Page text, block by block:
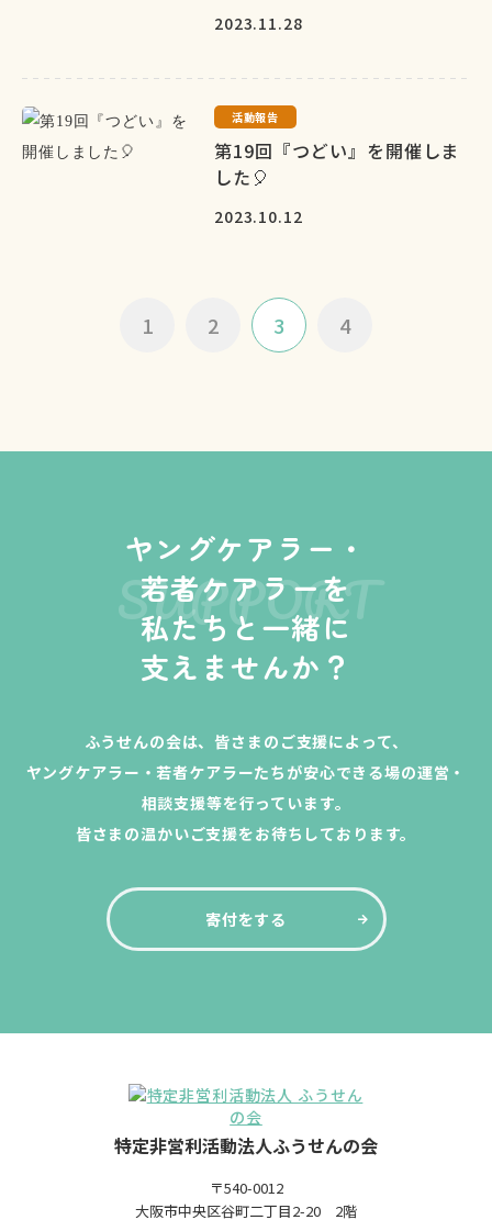
2023.11.28
活動報告
第19回『つどい』を開催しま
した🎈
2023.10.12
1 2 3 4
ヤングケアラー・
若者ケアラーを
私たちと一緒に
支えませんか？
SUPPORT
ふうせんの会は、皆さまのご支援によって、
ヤングケアラー・若者ケアラーたちが安心できる場の運営・
相談支援等を行っています。
皆さまの温かいご支援をお待ちしております。
寄付をする
特定非営利活動法人ふうせんの会
〒540-0012
大阪市中央区谷町二丁目2-20 2階